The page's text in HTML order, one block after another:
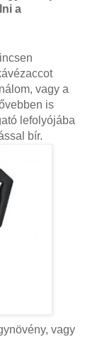
a
vagy a
is
lefolyójába
bír.
vagy